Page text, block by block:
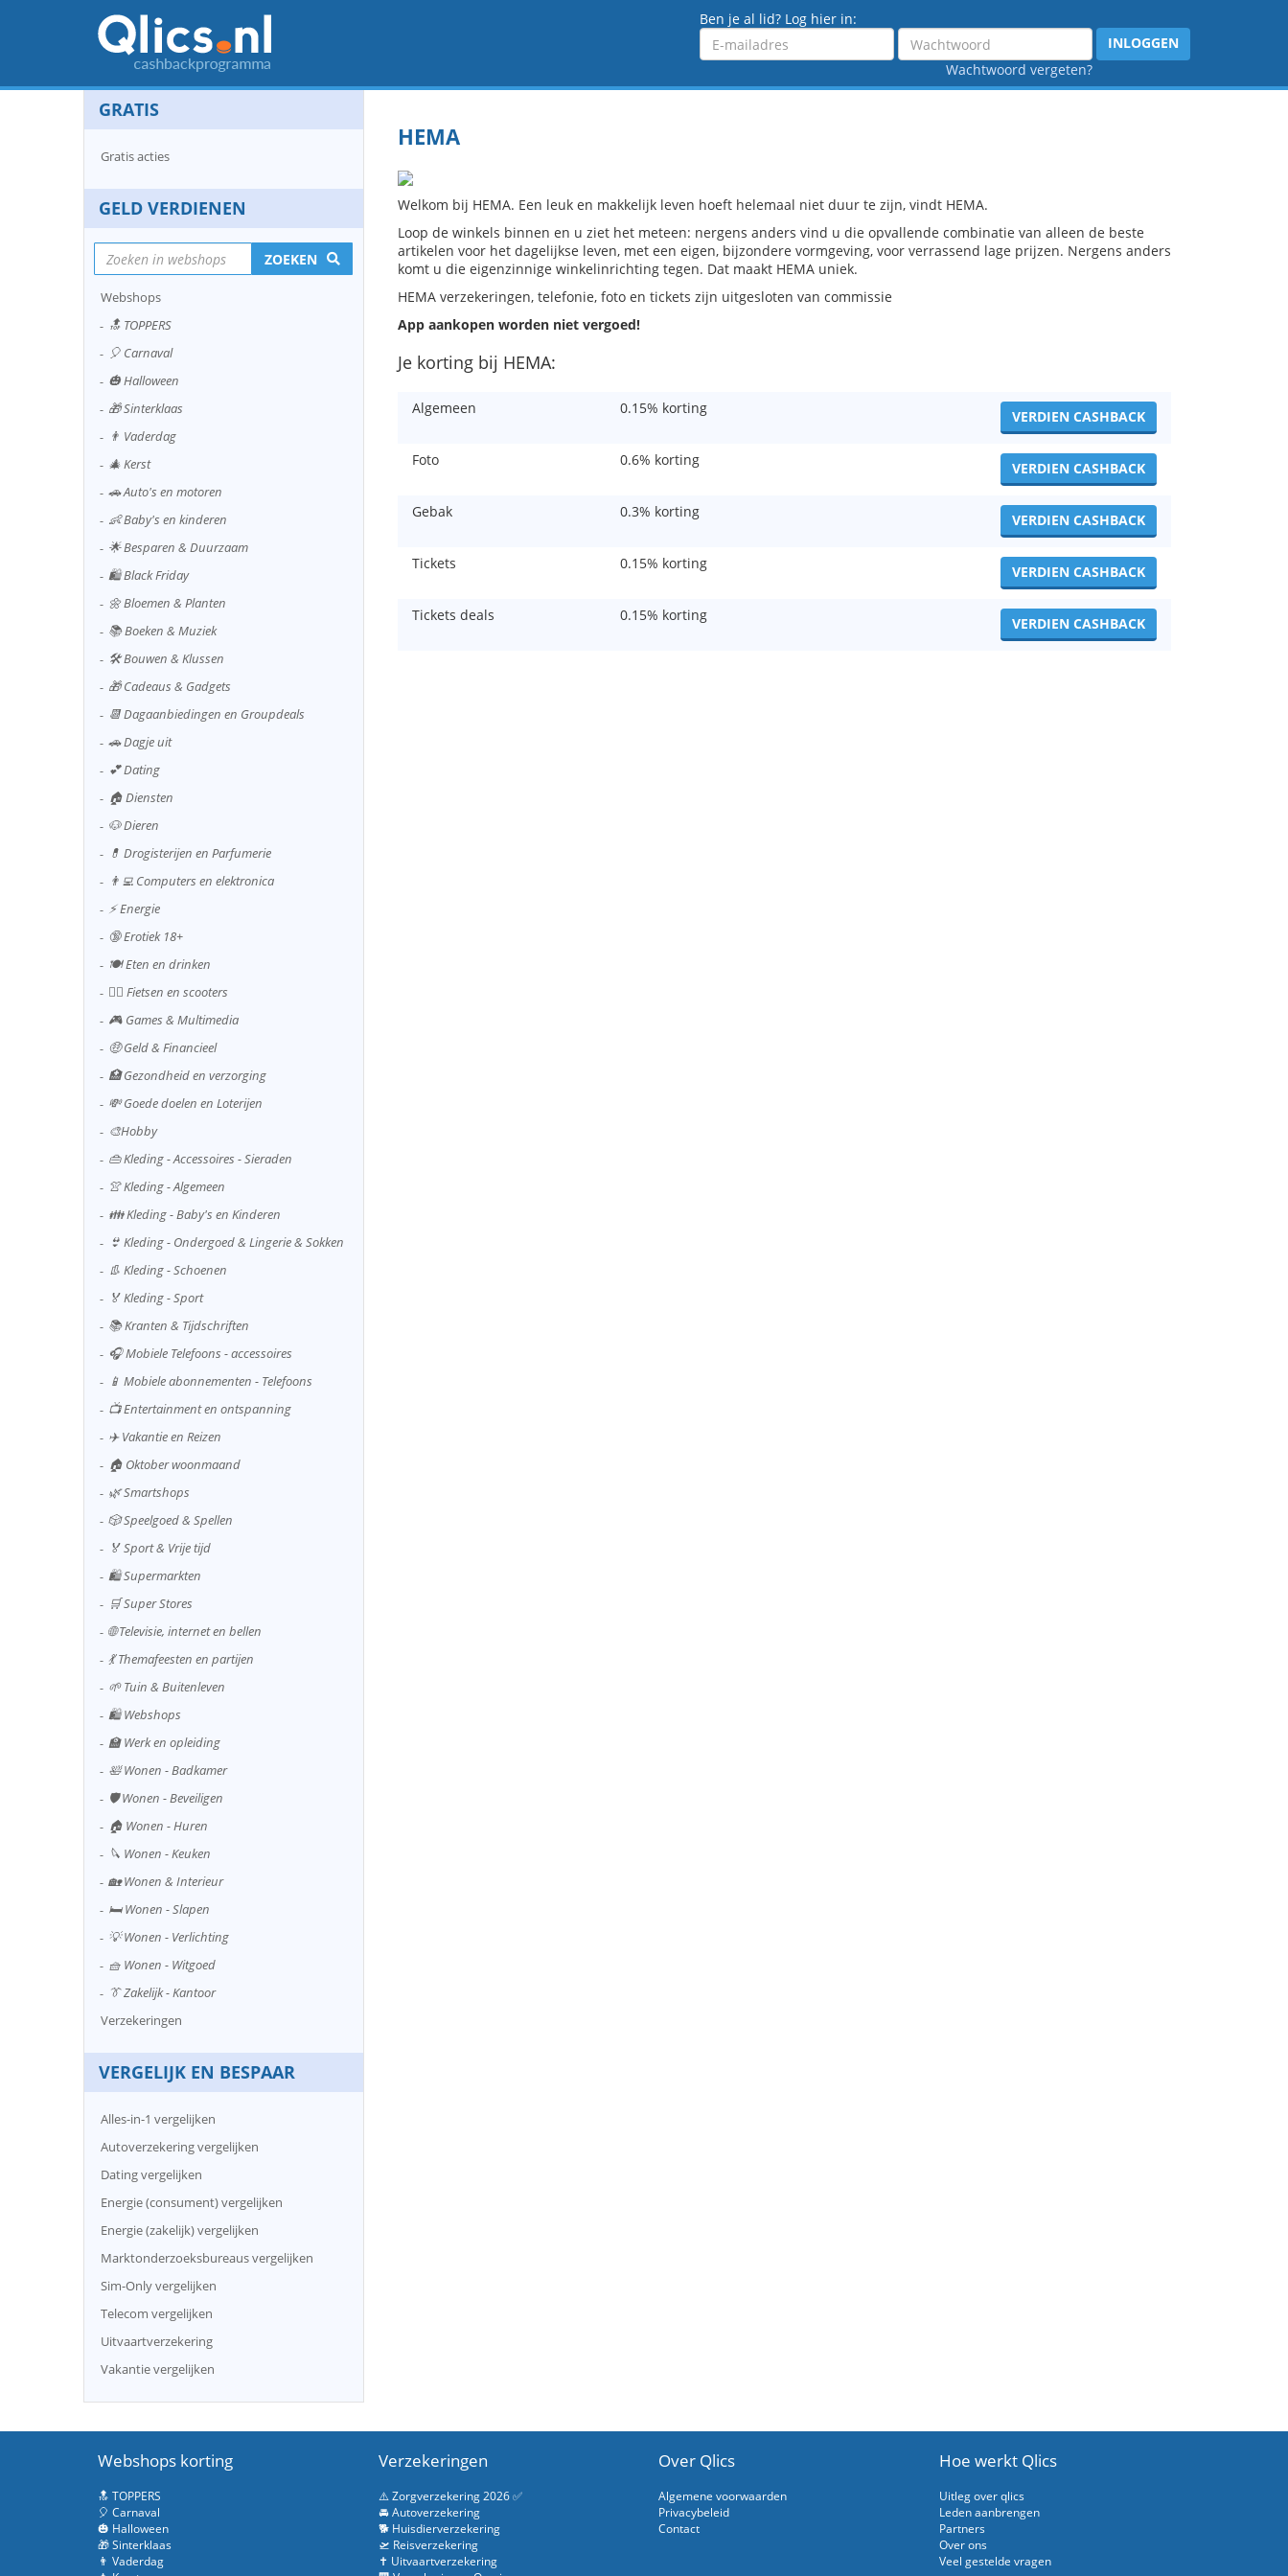
Ben je al lid? Log hier in:
Emailadres
Wachtwoord
Wachtwoord vergeten?
INLOGGEN
HEMA
Welkom bij HEMA. Een leuk en makkelijk leven hoeft helemaal niet duur te zijn, vindt HEMA.
Loop de winkels binnen en u ziet het meteen: nergens anders vind u die opvallende combinatie van alleen de beste
artikelen voor het dagelijkse leven, met een eigen, bijzondere vormgeving, voor verrassend lage prijzen. Nergens anders
komt u die eigenzinnige winkelinrichting tegen. Dat maakt HEMA uniek.
HEMA verzekeringen, telefonie, foto en tickets zijn uitgesloten van commissie
App aankopen worden niet vergoed!
Je korting bij HEMA:
Algemeen 0.15% korting VERDIEN CASHBACK
Foto 0.6% korting VERDIEN CASHBACK
Gebak 0.3% korting VERDIEN CASHBACK
Tickets 0.15% korting VERDIEN CASHBACK
Tickets deals 0.15% korting VERDIEN CASHBACK
GRATIS
Gratis acties
GELD VERDIENEN
ZOEKEN
Webshops
🔝 TOPPERS
🎈 Carnaval
🎃 Halloween
🎁 Sinterklaas
👨 Vaderdag
🎄 Kerst
🚗 Auto's en motoren
👶 Baby's en kinderen
🌟 Besparen & Duurzaam
🛍️ Black Friday
🌼 Bloemen & Planten
📚 Boeken & Muziek
🛠️ Bouwen & Klussen
🎁 Cadeaus & Gadgets
📆 Dagaanbiedingen en Groupdeals
🚗 Dagje uit
💕 Dating
🏠 Diensten
🐶 Dieren
💊 Drogisterijen en Parfumerie
👨‍💻 Computers en elektronica
⚡ Energie
🔞 Erotiek 18+
🍽️ Eten en drinken
🚴‍♂️ Fietsen en scooters
🎮 Games & Multimedia
🤑 Geld & Financieel
🏥 Gezondheid en verzorging
💸 Goede doelen en Loterijen
🎨Hobby
👜 Kleding - Accessoires - Sieraden
👚 Kleding - Algemeen
👪 Kleding - Baby's en Kinderen
👙 Kleding - Ondergoed & Lingerie & Sokken
👢 Kleding - Schoenen
🏅 Kleding - Sport
📚 Kranten & Tijdschriften
🎧 Mobiele Telefoons - accessoires
📱 Mobiele abonnementen - Telefoons
📺 Entertainment en ontspanning
✈️ Vakantie en Reizen
🏠 Oktober woonmaand
🌿 Smartshops
🎲 Speelgoed & Spellen
🏅 Sport & Vrije tijd
🛍️ Supermarkten
🛒 Super Stores
🌐 Televisie, internet en bellen
💃 Themafeesten en partijen
🌱 Tuin & Buitenleven
🛍️ Webshops
🏫 Werk en opleiding
🛀 Wonen - Badkamer
🛡️ Wonen - Beveiligen
🏠 Wonen - Huren
🔪 Wonen - Keuken
🏡 Wonen & Interieur
🛏️ Wonen - Slapen
💡 Wonen - Verlichting
🧺 Wonen - Witgoed
👔 Zakelijk - Kantoor
Verzekeringen
VERGELIJK EN BESPAAR
Alles-in-1 vergelijken
Autoverzekering vergelijken
Dating vergelijken
Energie (consument) vergelijken
Energie (zakelijk) vergelijken
Marktonderzoeksbureaus vergelijken
Sim-Only vergelijken
Telecom vergelijken
Uitvaartverzekering
Vakantie vergelijken
Webshops korting
🔝 TOPPERS
🎈 Carnaval
🎃 Halloween
🎁 Sinterklaas
👨 Vaderdag
Verzekeringen
⚠️ Zorgverzekering 2026 ✅
🚘 Autoverzekering
🐕 Huisdierverzekering
🛫 Reisverzekering
✝️ Uitvaartverzekering
Over Qlics
Algemene voorwaarden
Privacybeleid
Contact
Hoe werkt Qlics
Uitleg over qlics
Leden aanbrengen
Partners
Over ons
Veel gestelde vragen